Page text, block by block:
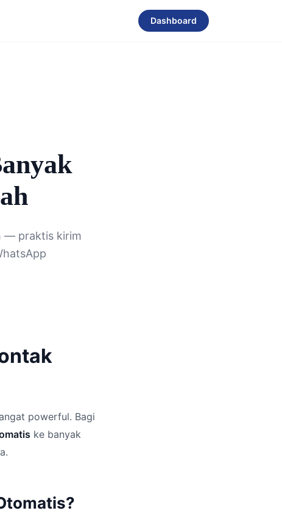
Dashboard
— praktis kirim
powerful. Bagi
ke banyak